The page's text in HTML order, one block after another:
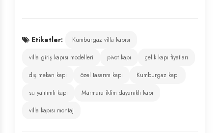
Etiketler:
Kumburgaz villa kapısı
villa giriş kapısı modelleri
pivot kapı
çelik kapı fiyatları
dış mekan kapı
özel tasarım kapı
Kumburgaz kapı
su yalıtımlı kapı
Marmara iklim dayanıklı kapı
villa kapısı montaj